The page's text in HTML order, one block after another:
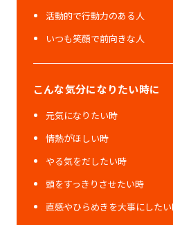
活動的で行動力のある人
いつも笑顔で前向きな人
こんな気分になりたい時に
元気になりたい時
情熱がほしい時
やる気をだしたい時
頭をすっきりさせたい時
直感やひらめきを大事にした